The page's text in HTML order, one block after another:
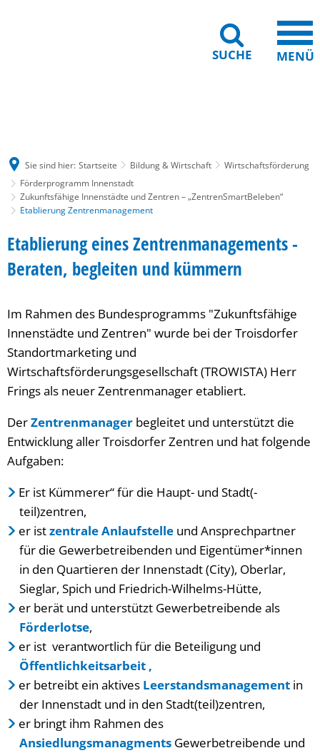
SUCHE MENÜ
Sie sind hier: Startseite Bildung & Wirtschaft
Wirtschaftsförderung
Förderprogramm Innenstadt
Zukunftsfähige Innenstädte und Zentren – „ZentrenSmartBeleben“
Etablierung Zentrenmanagement
Etablierung
Zentrenmanagement
Etablierung eines Zentrenmanagements -
Beraten, begleiten und kümmern
Im Rahmen des Bundesprogramms "Zukunftsfähige
Innenstädte und Zentren" wurde bei der Troisdorfer
Standortmarketing und
Wirtschaftsförderungsgesellschaft (TROWISTA) Herr
Frings als neuer Zentrenmanager etabliert.
DerZentrenmanager begleitet und unterstützt die
Entwicklung aller Troisdorfer Zentren und hat folgende
Aufgaben:
Er ist Kümmerer“ für die Haupt- und Stadt(-
teil)zentren,
er istzentrale Anlaufstelle und Ansprechpartner
für die Gewerbetreibenden und Eigentümer*innen
in den Quartieren der Innenstadt (City), Oberlar,
Sieglar, Spich und Friedrich-Wilhelms-Hütte,
er berät und unterstützt Gewerbetreibende als
Förderlotse,
er ist verantwortlich für die Beteiligung und
Öffentlichkeitsarbeit ,
er betreibt ein aktives Leerstandsmanagement in
der Innenstadt und in den Stadt(teil)zentren,
er bringt ihm Rahmen des
Ansiedlungsmanagments Gewerbetreibende und